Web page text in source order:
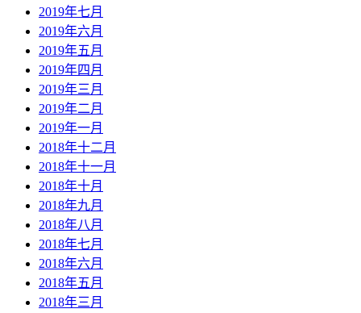
2019年七月
2019年六月
2019年五月
2019年四月
2019年三月
2019年二月
2019年一月
2018年十二月
2018年十一月
2018年十月
2018年九月
2018年八月
2018年七月
2018年六月
2018年五月
2018年三月